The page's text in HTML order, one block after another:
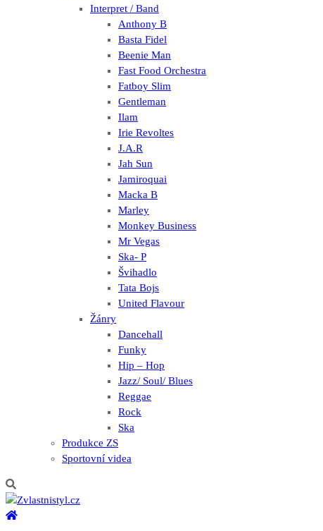
Interpret / Band
Anthony B
Basta Fidel
Beenie Man
Fast Food Orchestra
Fatboy Slim
Gentleman
Ilam
Irie Revoltes
J.A.R
Jah Sun
Jamiroquai
Macka B
Marley
Monkey Business
Mr Vegas
Ska- P
Švihadlo
Tata Bojs
United Flavour
Žánry
Dancehall
Funky
Hip – Hop
Jazz/ Soul/ Blues
Reggae
Rock
Ska
Produkce ZS
Sportovní videa